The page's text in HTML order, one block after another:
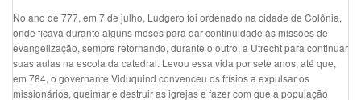
No ano de 777, em 7 de julho, Ludgero foi ordenado na cidade de Colônia,
onde ficava durante alguns meses para dar continuidade às missões de
evangelização, sempre retornando, durante o outro, a Utrecht para continuar
suas aulas na escola da catedral. Levou essa vida por sete anos, até que,
em 784, o governante Viduquind convenceu os frísios a expulsar os
missionários, queimar e destruir as igrejas e fazer com que a população